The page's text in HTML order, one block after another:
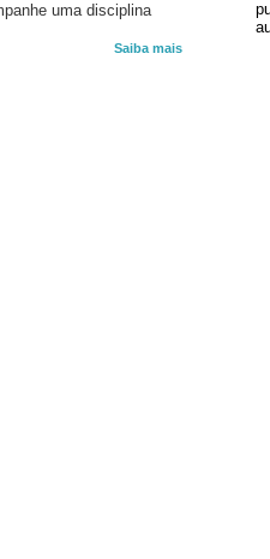
uma disciplina
Saiba mais